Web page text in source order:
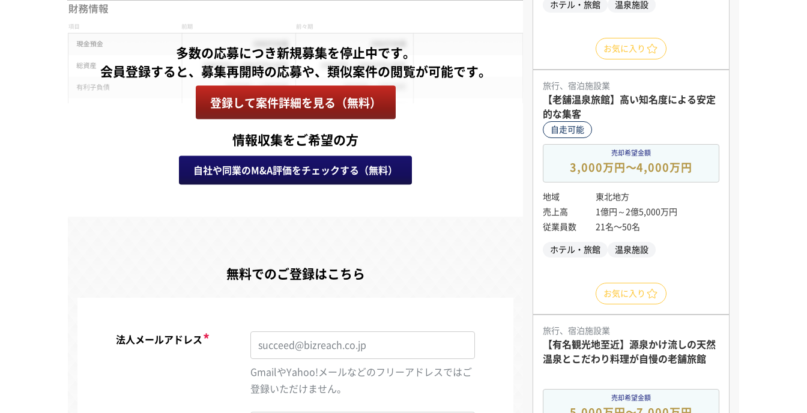
多数の応募につき新規募集を停止中です。
登録して案件詳細を見る（無料）
情報収集をご希望の方
自社や同業のM&A評価をチェックする（無料）
無料でのご登録はこちら
法人メールアドレス
GmailやYahoo!メールなどのフリーアドレスではご
登録いただけません。
ホテル・旅館 温泉施設
お気に入り
旅行、宿泊施設業
【老舗温泉旅館】高い知名度による安定
的な集客
自走可能
売却希望金額
3,000万円〜4,000万円
地域
東北地方
売上高
1億円～2億5,000万円
従業員数
21名〜50名
ホテル・旅館 温泉施設
お気に入り
旅行、宿泊施設業
【有名観光地至近】源泉かけ流しの天然
温泉とこだわり料理が自慢の老舗旅館
売却希望金額